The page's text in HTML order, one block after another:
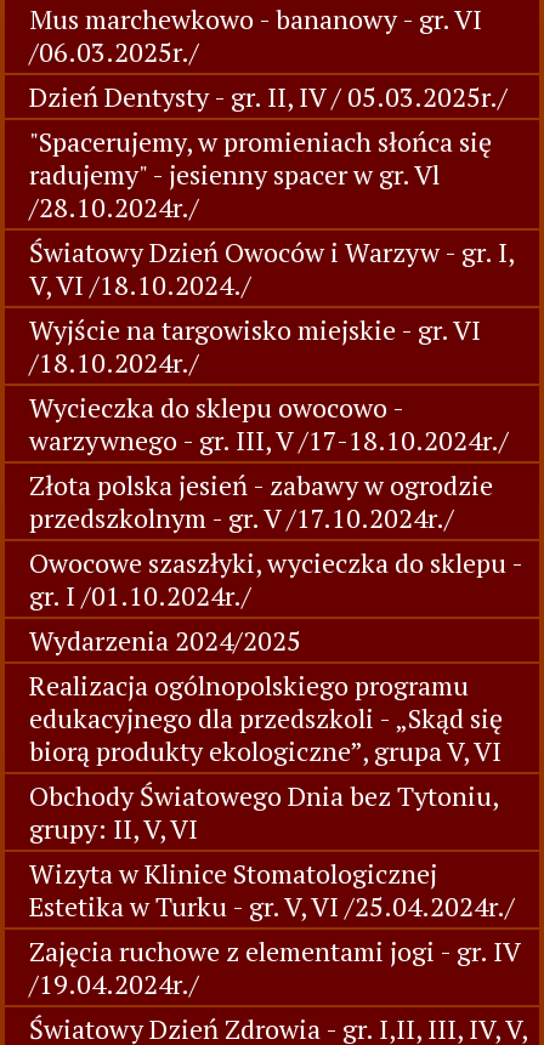
Mus marchewkowo - bananowy - gr. VI
/06.03.2025r./
Dzień Dentysty - gr. II, IV / 05.03.2025r./
"Spacerujemy, w promieniach słońca się
radujemy" - jesienny spacer w gr. Vl
/28.10.2024r./
Światowy Dzień Owoców i Warzyw - gr. I,
V, VI /18.10.2024./
Wyjście na targowisko miejskie - gr. VI
/18.10.2024r./
Wycieczka do sklepu owocowo -
warzywnego - gr. III, V /17-18.10.2024r./
Złota polska jesień - zabawy w ogrodzie
przedszkolnym - gr. V /17.10.2024r./
Owocowe szaszłyki, wycieczka do sklepu -
gr. I /01.10.2024r./
Wydarzenia 2024/2025
Realizacja ogólnopolskiego programu
edukacyjnego dla przedszkoli - „Skąd się
biorą produkty ekologiczne”, grupa V, VI
Obchody Światowego Dnia bez Tytoniu,
grupy: II, V, VI
Wizyta w Klinice Stomatologicznej
Estetika w Turku - gr. V, VI /25.04.2024r./
Zajęcia ruchowe z elementami jogi - gr. IV
/19.04.2024r./
Światowy Dzień Zdrowia - gr. I,II, III, IV, V,